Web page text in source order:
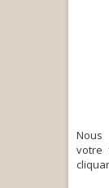
votre